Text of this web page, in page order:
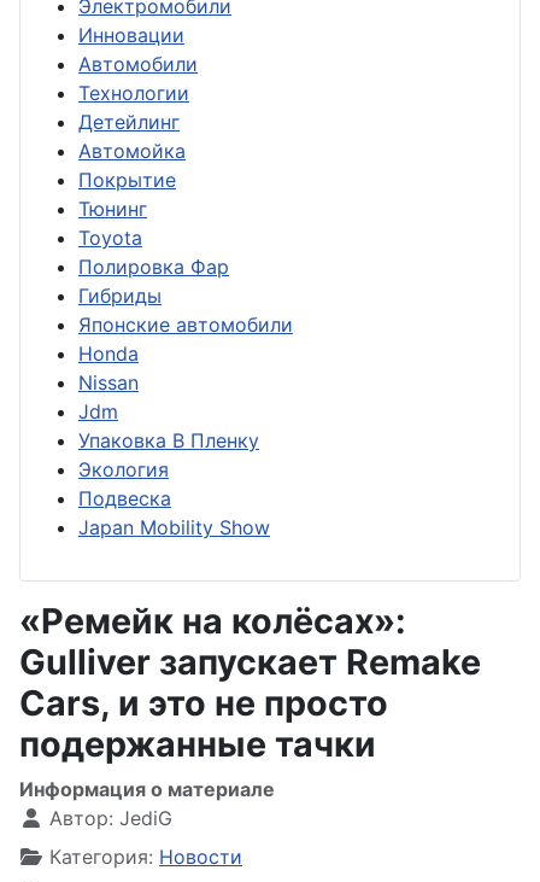
Электромобили
Инновации
Автомобили
Технологии
Детейлинг
Автомойка
Покрытие
Тюнинг
Toyota
Полировка Фар
Гибриды
Японские автомобили
Honda
Nissan
Jdm
Упаковка В Пленку
Экология
Подвеска
Japan Mobility Show
«Ремейк на колёсах»:
Gulliver запускает Remake
Cars, и это не просто
подержанные тачки
Информация о материале
Автор: JediG
Категория: Новости